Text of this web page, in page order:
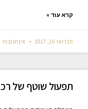
קרא עוד »
פברואר 16, 2017 אין תגובות
תפעול שוטף של